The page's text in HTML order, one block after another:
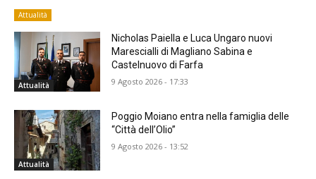
Attualità
Attualità
Nicholas Paiella e Luca Ungaro nuovi
Marescialli di Magliano Sabina e
Castelnuovo di Farfa
9 Agosto 2026 - 17:33
Attualità
Poggio Moiano entra nella famiglia delle
“Città dell’Olio”
9 Agosto 2026 - 13:52